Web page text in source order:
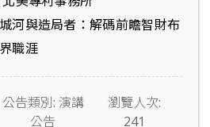
河與造局者：解碼前瞻智財布
職涯
公告類別: 演講
公告
瀏覽人次:
241